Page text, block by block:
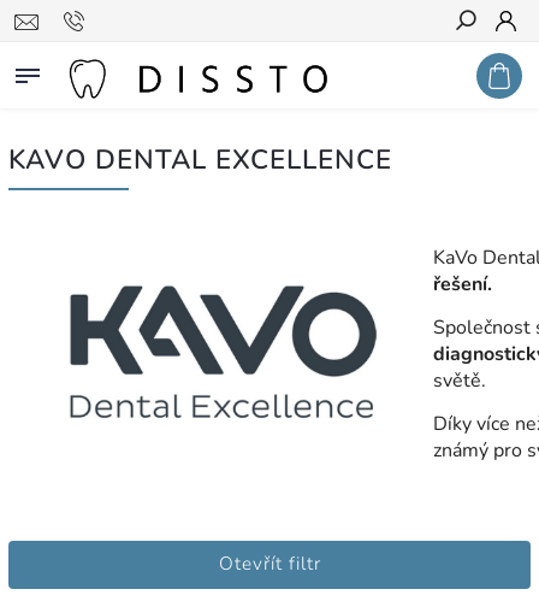
Hledat
KAVO DENTAL EXCELLENCE
KaVo
řešení.
Společnost
světě.
Díky více
známý pro
Otevřít filtr